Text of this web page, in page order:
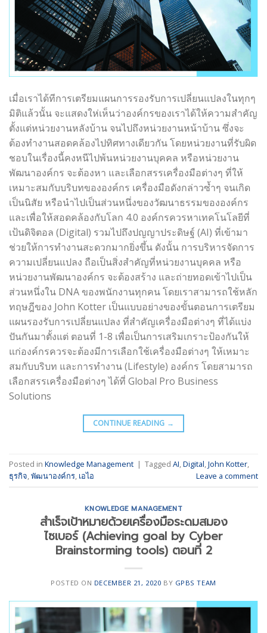
เมื่อเราได้ทีการเตรียมแผนการรองรับการเปลี่ยนแปลงในทุกๆ
มิติแล้วนั้น จะแสดงให่เห็นว่าองค์กรของเราได้ให้ความสำคัญ
ตั้งแต่หน่วยงานหลังบ้าน จนไปถึงหน่วยงานหน้าบ้าน ซึ่งจะ
ต้องทำงานสอดคล้องไปทิศทางเดียวกัน โดยหน่วยงานที่รับผิด
ชอบในเรื่องนี้คงหนีไปพ้นหน่วยงานบุคคล หรือหน่วยงาน
พัฒนาองค์กร จะต้องหา และเลือกสรรเครื่องมือต่างๆ ที่ให้
เหมาะสมกับบริบทขององค์กร เครื่องมือดังกล่าวซ้ำๆ จนเกิด
เป็นนิสัย หรือนำไปเป็นส่วนหนึ่งของวัฒนาธรรมขององค์กร
และเพื่อให้สอดคล้องกับโลก 4.0 องค์กรควรหาเทคโนโลยีที่
เป้นดิจิตอล (Digital) รวมไปถึงปญญาประดิษฐ์ (AI) ที่เข้ามา
ช่วยให้การทำงานสะดวกมากยิ่งขึ้น ดังนั้น การบริหารจัดการ
ความเปลี่ยนแปลง ถือเป็นสิ่งสำคัญที่หน่วยงานบุคคล หรือ
หน่วยงานพัฒนาองค์กร จะต้องสร้าง และถ่ายทอดเข้าไปเป็น
ส่วนหนึ่งใน DNA ของพนักงานทุกคน โดยเราสามารถใช้หลัก
ทฤษฎีของ John Kotter เป็นแบบอย่างของขั้นตอนการเตรียม
แผนรองรับการเปลี่ยนแปลง ที่สำคัญเครื่องมือต่างๆ ที่ได้แบ่ง
ปันกันมาตั้งแต่ ตอนที่ 1-8 เพื่อเป็นการเสริมเกราะป้องกันให้
แก่องค์กรควรจะต้องมีการเลือกใช้เครื่องมือต่างๆ ให้เหมาะ
สมกับบริบท และการทำงาน (Lifestyle) องค์กร โดยสามารถ
เลือกสรรเครื่องมือต่างๆ ได้ที่ Global Pro Business
Solutions
CONTINUE READING →
Posted in Knowledge Management | Tagged AI,Digital,John Kotter,
ธุรกิจ,พัฒนาองค์กร, เอไอ Leave a comment
KNOWLEDGE MANAGEMENT
สำเร็จเป้าหมายด้วยเครื่องมือระดมสมอง
ไซเบอร์ (Achieving goal by Cyber
Brainstorming tools) ตอนที่ 2
POSTED ON DECEMBER 21, 2020 BY GPBS TEAM